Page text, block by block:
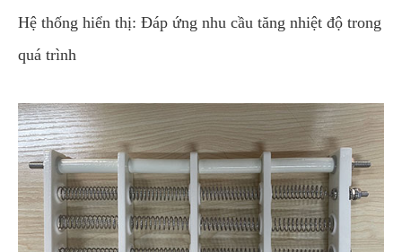
Hệ thống hiển thị: Đáp ứng nhu cầu tăng nhiệt độ trong
quá trình